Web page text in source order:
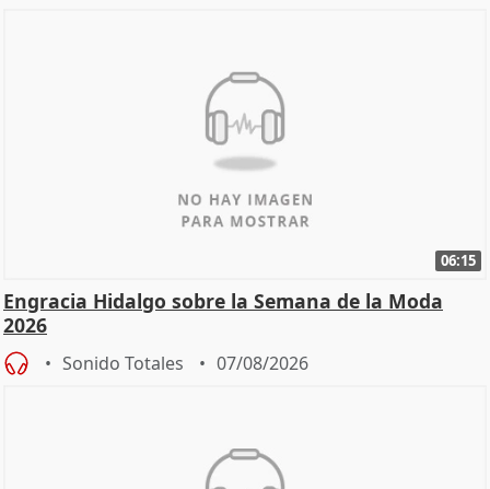
06:15
Engracia Hidalgo sobre la Semana de la Moda
2026
Sonido Totales 07/08/2026